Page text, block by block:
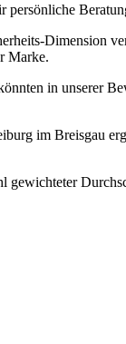
Dimension
Marke.
in unserer
im Breisgau